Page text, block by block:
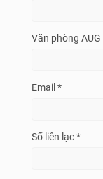
Văn phòng
Email *
Số liên lạc *